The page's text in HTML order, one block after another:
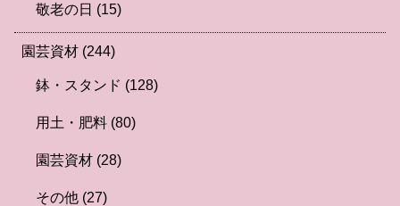
敬老の日 (15)
園芸資材 (244)
鉢・スタンド (128)
用土・肥料 (80)
園芸資材 (28)
その他 (27)